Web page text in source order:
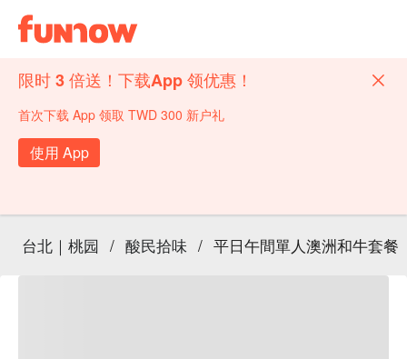
限时 3 倍送！下载App 领优惠！
首次下载 App 领取 TWD 300 新户礼
使用 App
台北｜桃园 / 酸民拾味 / 平日午間單人澳洲和牛套餐